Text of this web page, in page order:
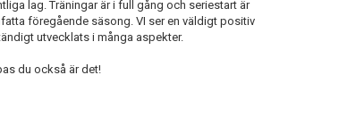
lag. Träningar är i full gång och seriestart är
föregående säsong. VI ser en väldigt positiv
utvecklats i många aspekter.
du också är det!